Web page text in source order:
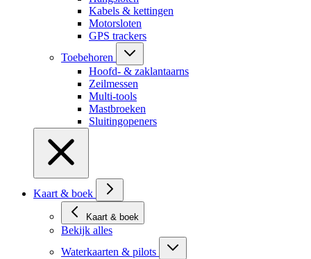
Kabels & kettingen
Motorsloten
GPS trackers
Toebehoren
Hoofd- & zaklantaarns
Zeilmessen
Multi-tools
Mastbroeken
Sluitingopeners
Kaart & boek
Kaart & boek
Bekijk alles
Waterkaarten & pilots